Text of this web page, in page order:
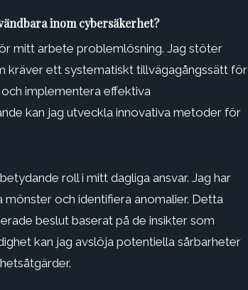
inom cybersäkerhet?
mitt arbete problemlösning. Jag stöter
kräver ett systematiskt tillvägagångssätt för
implementera effektiva
kan jag utveckla innovativa metoder för
roll i mitt dagliga ansvar. Jag har
och identifiera anomalier. Detta
beslut baserat på de insikter som
kan jag avslöja potentiella sårbarheter